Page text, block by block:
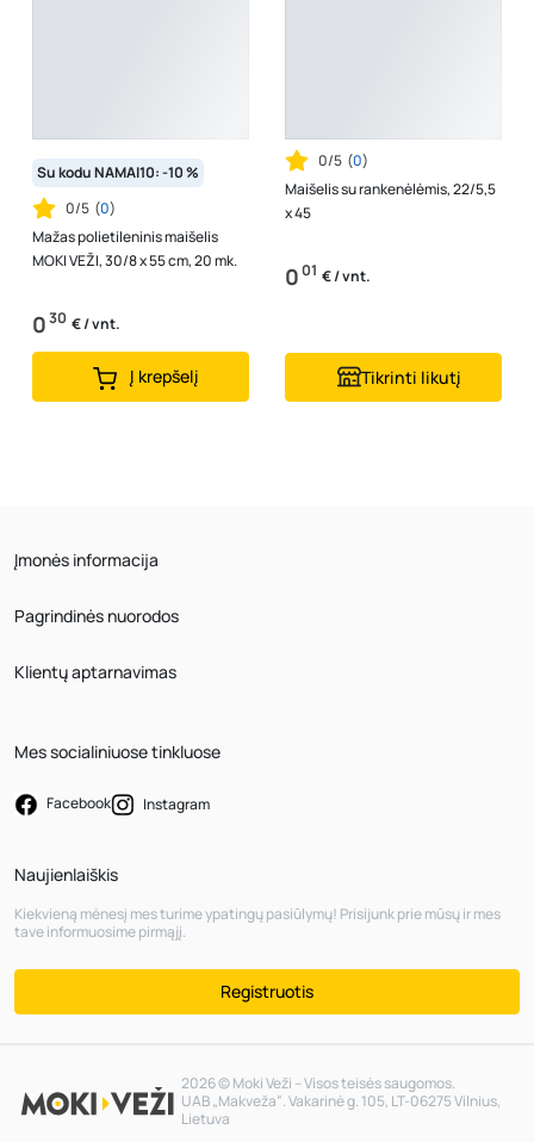
Su kodu NAMAI10: -10 %
0/5 (0)
Mažas polietileninis maišelis
MOKI VEŽI, 30/8 x 55 cm, 20 mk.
030 € / vnt.
Į krepšelį
0/5 (0)
Maišelis su rankenėlėmis, 22/5,5
x 45
001 € / vnt.
Tikrinti likutį
Įmonės informacija
Pagrindinės nuorodos
Klientų aptarnavimas
Mes socialiniuose tinkluose
Facebook Instagram
Naujienlaiškis
Kiekvieną mėnesį mes turime ypatingų pasiūlymų! Prisijunk prie mūsų ir mes
tave informuosime pirmąjį.
Registruotis
2026 © Moki Veži – Visos teisės saugomos.
UAB „Makveža“. Vakarinė g. 105, LT-06275 Vilnius,
Lietuva